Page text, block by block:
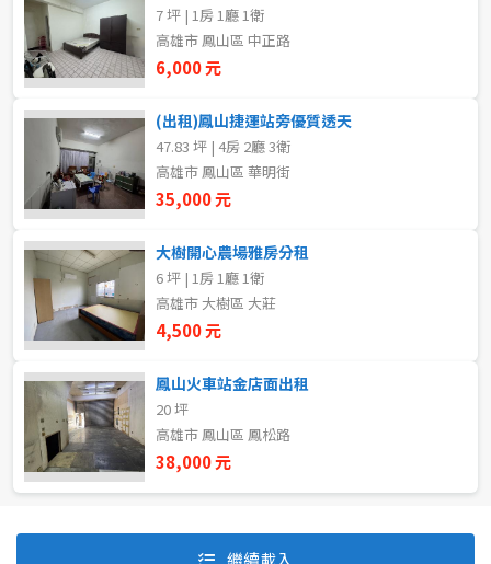
預設排序
租金(元)
房東自租
7 坪 | 1房 1廳 1衛
高雄市 鳳山區 中正路
6,000 元
(出租)鳳山捷運站旁優質透天
47.83 坪 | 4房 2廳 3衛
高雄市 鳳山區 華明街
35,000 元
大樹開心農場雅房分租
6 坪 | 1房 1廳 1衛
高雄市 大樹區 大莊
4,500 元
鳳山火車站金店面出租
20 坪
高雄市 鳳山區 鳳松路
38,000 元
繼續載入